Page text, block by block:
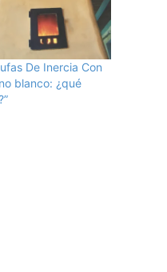
De Inercia Con
blanco: ¿qué